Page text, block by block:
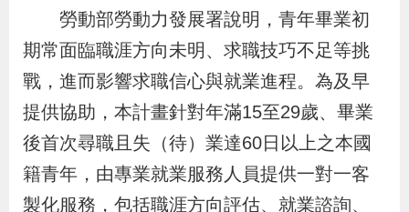
區
線
上
申
辦
勞動部勞動力發展署說明，青年畢業初
期常面臨職涯方向未明、求職技巧不足等挑
戰，進而影響求職信心與就業進程。為及早
提供協助，本計畫針對年滿15至29歲、畢業
後首次尋職且失（待）業達60日以上之本國
籍青年，由專業就業服務人員提供一對一客
製化服務，包括職涯方向評估、就業諮詢、